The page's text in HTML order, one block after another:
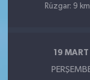
Rüzgar: 9
19 MART